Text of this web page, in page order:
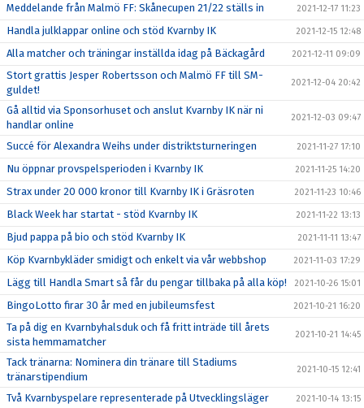
Meddelande från Malmö FF: Skånecupen 21/22 ställs in 2021-12-17 11:23
Handla julklappar online och stöd Kvarnby IK 2021-12-15 12:48
Alla matcher och träningar inställda idag på Bäckagård 2021-12-11 09:09
Stort grattis Jesper Robertsson och Malmö FF till SM-
guldet!
2021-12-04 20:42
Gå alltid via Sponsorhuset och anslut Kvarnby IK när ni
handlar online
2021-12-03 09:47
Succé för Alexandra Weihs under distriktsturneringen 2021-11-27 17:10
Nu öppnar provspelsperioden i Kvarnby IK 2021-11-25 14:20
Strax under 20 000 kronor till Kvarnby IK i Gräsroten 2021-11-23 10:46
Black Week har startat - stöd Kvarnby IK 2021-11-22 13:13
Bjud pappa på bio och stöd Kvarnby IK 2021-11-11 13:47
Köp Kvarnbykläder smidigt och enkelt via vår webbshop 2021-11-03 17:29
Lägg till Handla Smart så får du pengar tillbaka på alla köp! 2021-10-26 15:01
BingoLotto firar 30 år med en jubileumsfest 2021-10-21 16:20
Ta på dig en Kvarnbyhalsduk och få fritt inträde till årets
sista hemmamatcher
2021-10-21 14:45
Tack tränarna: Nominera din tränare till Stadiums
tränarstipendium
2021-10-15 12:41
Två Kvarnbyspelare representerade på Utvecklingsläger 2021-10-14 13:15